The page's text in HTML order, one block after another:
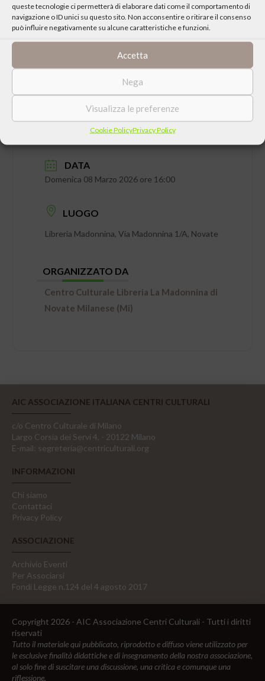
queste tecnologie ci permetterà di elaborare dati come il comportamento di
navigazione o ID unici su questo sito. Non acconsentire o ritirare il consenso
può influire negativamente su alcune caratteristiche e funzioni.
Accetta
Nega
Visualizza le preferenze
Cookie PolicyPrivacy Policy
CONDIVIDI QUESTO EVENTO
DATA
Domenica 08 Marzo 2026 ore 16:00
LUOGO
Libreria Madonnina, Via Madonnina 1/A, Novate
ORGANIZZATO DA
Centro Culturale Libreria La Madonnina di
Novate Milanese (Mi)
AIC ASSOCIAZIONE ITALIANA CENTRI CULTURALI
c/o Centro Culturale di Milano
Largo Corsia dei Servi 4, - 20122 Milano
E-mail: segreteria@centriculturali.org
INFORMAZIONI
Chi siamo
Contattaci
Privacy Policy
ASSOCIAZIONE
Archivio Eventi
Per Associarsi
Fondi Legge n.124 del 4 agosto 2017
Copyright 2026 - AIC Associazione Centri Culturali - Tutti i diritti
riservati
Tutto il materiale qui pubblicato, riprodotto e diffuso viene utilizzato per
le esclusive finalità didattiche e di insegnamento della nostra associazione,
al solo fine di suscitare una discussione, una critica e comunque una
riflessione.